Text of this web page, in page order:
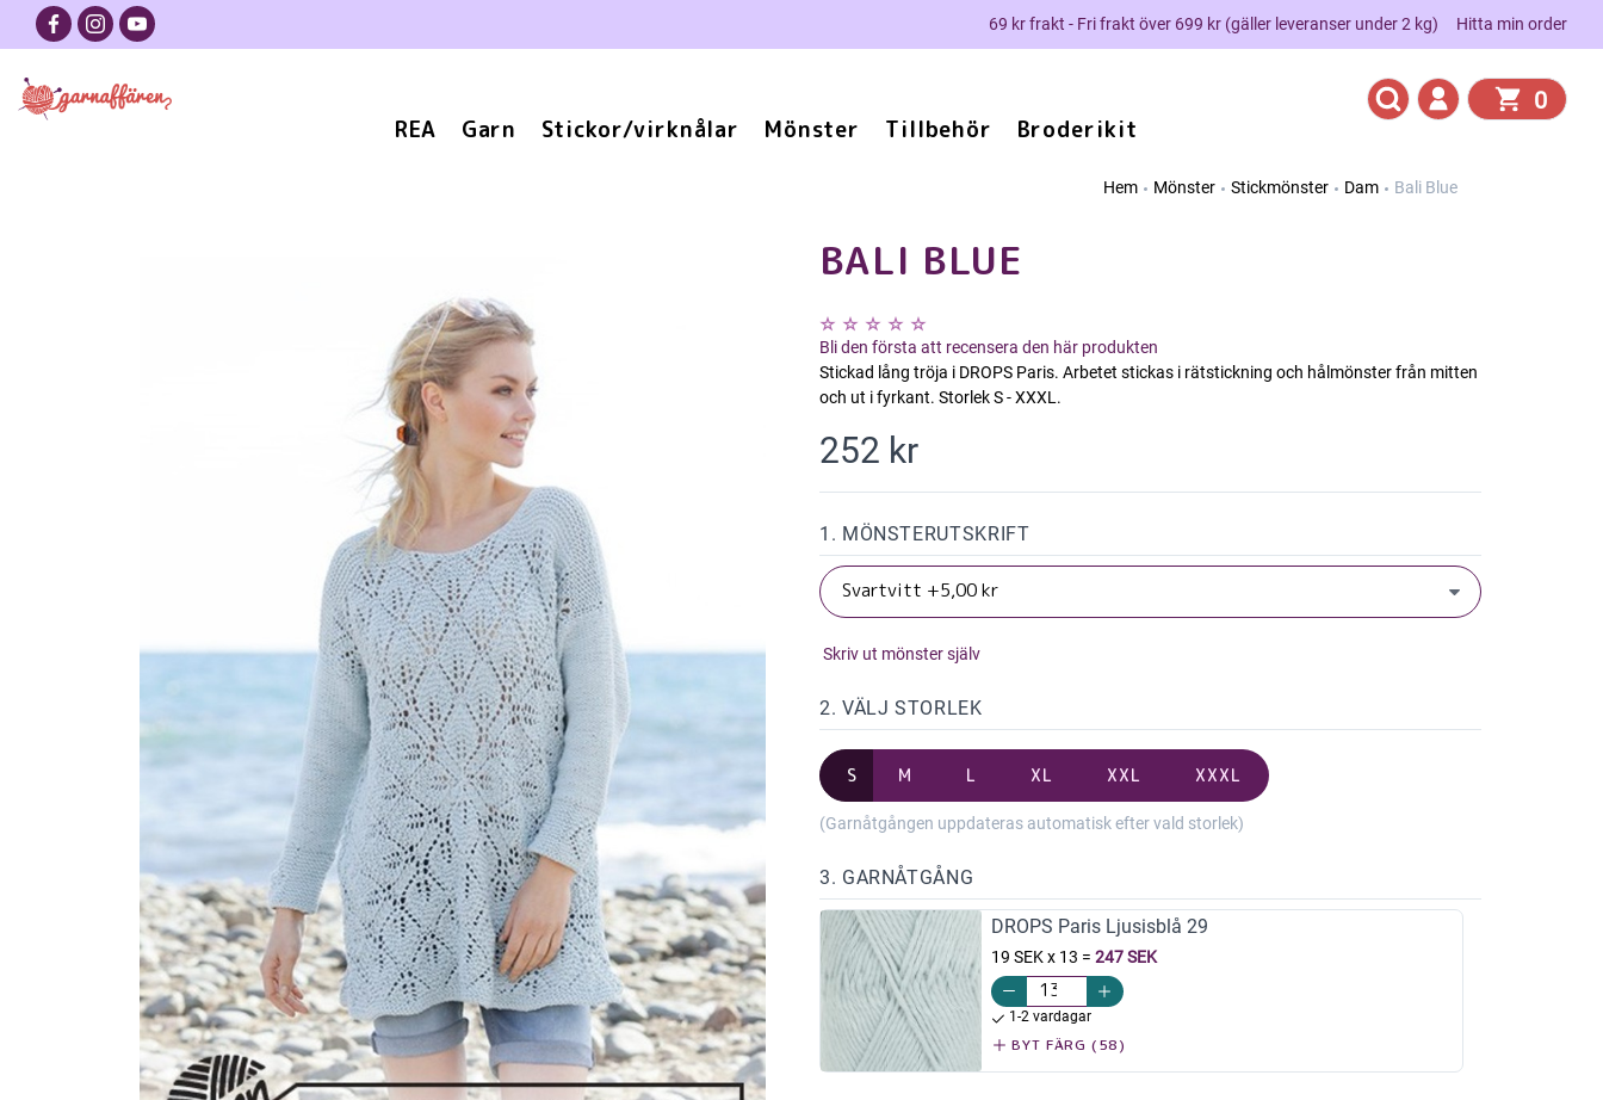
69 kr frakt - Fri frakt över 699 kr (gäller leveranser under 2 kg) Hitta min order
REA Garn Stickor/virknålar Mönster Tillbehör Broderikit
0
Hem Mönster Stickmönster Dam Bali Blue
BALI BLUE
Bli den första att recensera den här produkten
Stickad lång tröja i DROPS Paris. Arbetet stickas i rätstickning och hålmönster från mitten
och ut i fyrkant. Storlek S - XXXL.
252 kr
1. MÖNSTERUTSKRIFT
Skriv ut mönster själv
2. VÄLJ STORLEK
S M L XL XXL XXXL
(Garnåtgången uppdateras automatisk efter vald storlek)
3. GARNÅTGÅNG
DROPS Paris Ljusisblå 29
19 SEK x 13 = 247 SEK
1-2 vardagar
BYT FÄRG (58)